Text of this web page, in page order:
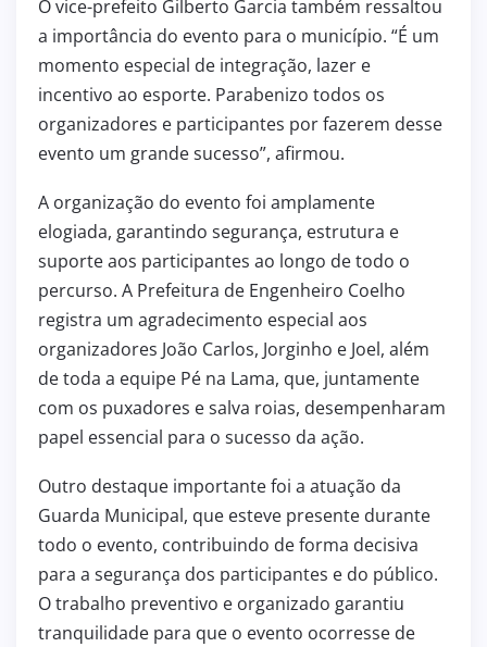
O vice-prefeito Gilberto Garcia também ressaltou
a importância do evento para o município. “É um
momento especial de integração, lazer e
incentivo ao esporte. Parabenizo todos os
organizadores e participantes por fazerem desse
evento um grande sucesso”, afirmou.
A organização do evento foi amplamente
elogiada, garantindo segurança, estrutura e
suporte aos participantes ao longo de todo o
percurso. A Prefeitura de Engenheiro Coelho
registra um agradecimento especial aos
organizadores João Carlos, Jorginho e Joel, além
de toda a equipe Pé na Lama, que, juntamente
com os puxadores e salva roias, desempenharam
papel essencial para o sucesso da ação.
Outro destaque importante foi a atuação da
Guarda Municipal, que esteve presente durante
todo o evento, contribuindo de forma decisiva
para a segurança dos participantes e do público.
O trabalho preventivo e organizado garantiu
tranquilidade para que o evento ocorresse de